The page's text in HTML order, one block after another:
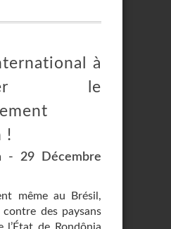
à
le
!
- 29 Décembre
même au Brésil,
contre des paysans